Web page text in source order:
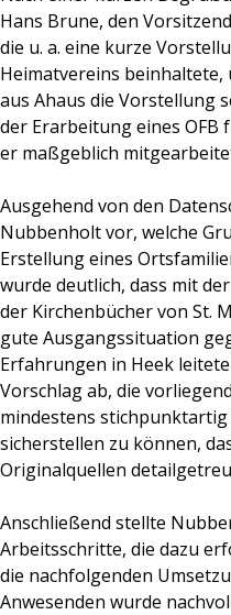
Hans Brune, den
die u. a. eine kurze
Heimatvereins beinhaltete,
aus Ahaus die Vorstellung
der Erarbeitung eines OFB
er maßgeblich
Ausgehend von den
Nubbenholt vor, welche
Erstellung eines
wurde deutlich, dass mit
der Kirchenbücher von St.
gute Ausgangssituation
Erfahrungen in Heek
Vorschlag ab, die
mindestens
sicherstellen zu können,
Originalquellen
Anschließend stellte
Arbeitsschritte, die dazu
die nachfolgenden
Anwesenden wurde